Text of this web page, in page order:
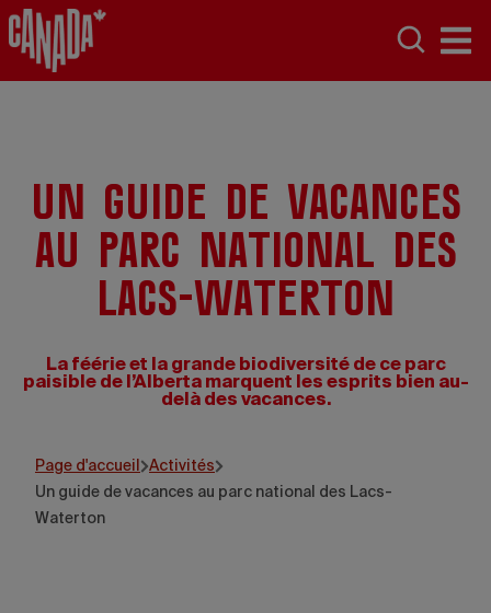
Un guide de vacances
au parc national des
Lacs-Waterton
La féérie et la grande biodiversité de ce parc
paisible de l’Alberta marquent les esprits bien au-
delà des vacances.
Page d'accueil
Activités
Un guide de vacances au parc national des Lacs-
Waterton